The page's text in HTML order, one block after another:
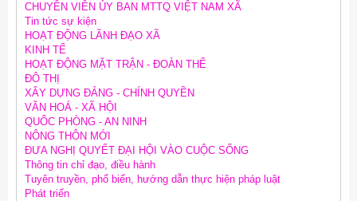
CHUYÊN VIÊN ỦY BAN MTTQ VIỆT NAM XÃ
Tin tức sự kiện
HOẠT ĐỘNG LÃNH ĐẠO XÃ
KINH TẾ
HOẠT ĐỘNG MẶT TRẬN - ĐOÀN THỂ
ĐÔ THỊ
XÂY DỰNG ĐẢNG - CHÍNH QUYỀN
VĂN HOÁ - XÃ HỘI
QUỐC PHÒNG - AN NINH
NÔNG THÔN MỚI
ĐƯA NGHỊ QUYẾT ĐẠI HỘI VÀO CUỘC SỐNG
Thông tin chỉ đạo, điều hành
Tuyên truyền, phổ biến, hướng dẫn thực hiện pháp luật
Phát triển